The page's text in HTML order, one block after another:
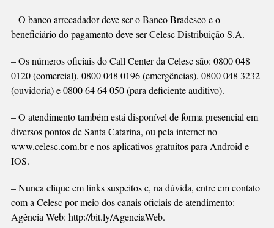
– O banco arrecadador deve ser o Banco Bradesco e o
beneficiário do pagamento deve ser Celesc Distribuição S.A.
– Os números oficiais do Call Center da Celesc são: 0800 048
0120 (comercial), 0800 048 0196 (emergências), 0800 048 3232
(ouvidoria) e 0800 64 64 050 (para deficiente auditivo).
– O atendimento também está disponível de forma presencial em
diversos pontos de Santa Catarina, ou pela internet no
www.celesc.com.br e nos aplicativos gratuitos para Android e
IOS.
– Nunca clique em links suspeitos e, na dúvida, entre em contato
com a Celesc por meio dos canais oficiais de atendimento:
Agência Web: http://bit.ly/AgenciaWeb.